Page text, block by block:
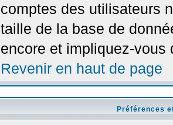
comptes des utilisateurs
taille de la base de
encore et impliquez-
Revenir en haut de page
Préférences